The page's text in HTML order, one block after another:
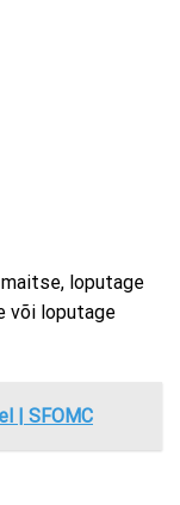
loputage
või loputage
| SFOMC